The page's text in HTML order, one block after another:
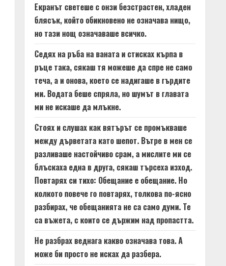
Екранът светеше с онзи безстрастен, хладен
блясък, който обикновено не означава нищо,
но тази нощ означаваше всичко.
Седях на ръба на ваната и стисках кърпа в
ръце така, сякаш тя можеше да спре не само
теча, а и онова, което се надигаше в гърдите
ми. Водата беше спряла, но шумът в главата
ми не искаше да млъкне.
Стоях и слушах как вятърът се промъкваше
между дърветата като шепот. Вътре в мен се
разливаше настойчиво срам, а мислите ми се
блъскаха една в друга, сякаш търсеха изход.
Повтарях си тихо: Обещание е обещание. Но
колкото повече го повтарях, толкова по-ясно
разбирах, че обещанията не са само думи. Те
са въжета, с които се държим над пропастта.
Не разбрах веднага какво означава това. А
може би просто не исках да разбера.